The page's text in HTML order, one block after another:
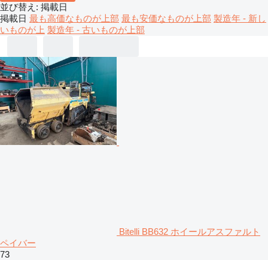
並び替え : 掲載日
掲載日 最も高価なものが上部 最も安価なものが上部 製造年 - 新し
いものが上 製造年 - 古いものが上部
Bitelli BB632 ホイールアスファルト
ペイバー
73